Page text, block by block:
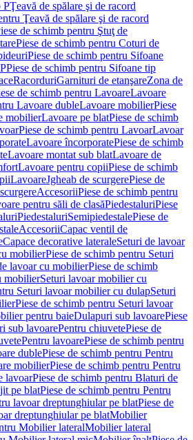
PŢeavă de spălare şi de racord
Ţeavă de spălare şi de racord
de schimb pentru Ştuţ de
Piese de schimb pentru Coturi de
Piese de schimb pentru Sifoane
Piese de schimb pentru Sifoane tip
RacorduriGarnituri de etanşareZona de
de schimb pentru LavoareLavoare
Lavoare dubleLavoare mobilierPiese
mobilierLavoare pe blatPiese de schimb
Piese de schimb pentru LavoarLavoar
Lavoare încorporatePiese de schimb
Lavoare montat sub blatLavoare de
Lavoare pentru copiiPiese de schimb
LavoareJgheab de scurgerePiese de
AccesoriiPiese de schimb pentru
pentru săli de clasăPiedestaluriPiese
PiedestaluriSemipiedestalePiese de
AccesoriiCapac ventil de
Capace decorative lateraleSeturi de lavoar
mobilierPiese de schimb pentru Seturi
lavoar cu mobilierPiese de schimb
mobilierSeturi lavoar mobilier cu
Seturi lavoar mobilier cu dulapSeturi
Piese de schimb pentru Seturi lavoar
pentru baieDulapuri sub lavoarePiese
sub lavoarePentru chiuvetePiese de
Pentru lavoarePiese de schimb pentru
dublePiese de schimb pentru Pentru
mobilierPiese de schimb pentru Pentru
lavoarPiese de schimb pentru Blaturi de
pe blatPiese de schimb pentru Pentru
lavoar dreptunghiular pe blatPiese de
dreptunghiular pe blatMobilier
Mobilier lateralMobilier lateral